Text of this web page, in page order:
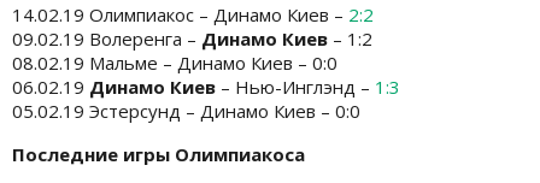
14.02.19 Олимпиакос – Динамо Киев – 2:2
09.02.19 Волеренга – Динамо Киев – 1:2
08.02.19 Мальме – Динамо Киев – 0:0
06.02.19 Динамо Киев – Нью-Инглэнд – 1:3
05.02.19 Эстерсунд – Динамо Киев – 0:0
Последние игры Олимпиакоса